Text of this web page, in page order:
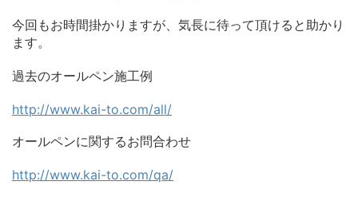
今回もお時間掛かりますが、気長に待って頂けると助かり
ます。
過去のオールペン施工例
http://www.kai-to.com/all/
オールペンに関するお問合わせ
http://www.kai-to.com/qa/